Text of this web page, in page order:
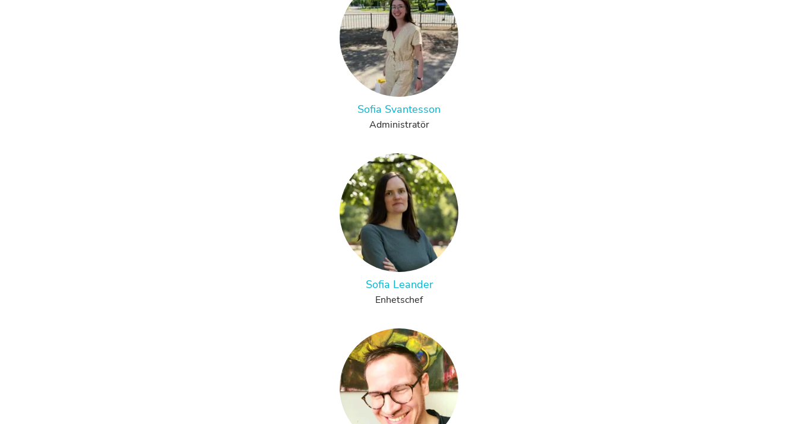
Sofia Svantesson
Administratör
Sofia Leander
Enhetschef